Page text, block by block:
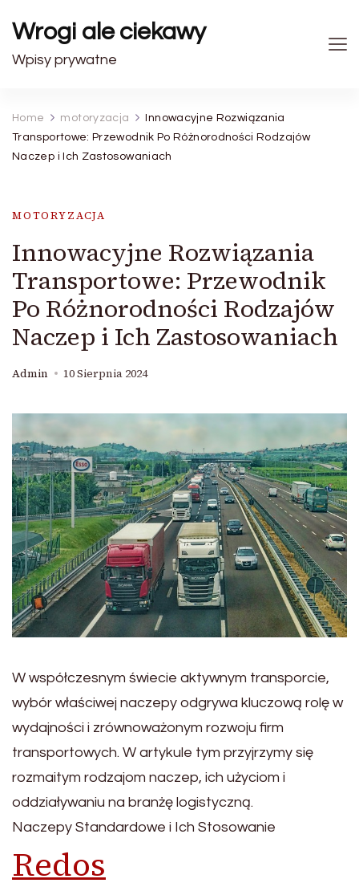
Wrogi ale ciekawy
Wpisy prywatne
Home motoryzacja
Innowacyjne Rozwiązania
Transportowe: Przewodnik Po Różnorodności Rodzajów
Naczep i Ich Zastosowaniach
MOTORYZACJA
Innowacyjne Rozwiązania
Transportowe: Przewodnik
Po Różnorodności Rodzajów
Naczep i Ich Zastosowaniach
Admin 10 Sierpnia 2024
W współczesnym świecie aktywnym transporcie,
wybór właściwej naczepy odgrywa kluczową rolę w
wydajności i zrównoważonym rozwoju firm
transportowych. W artykule tym przyjrzymy się
rozmaitym rodzajom naczep, ich użyciom i
oddziaływaniu na branżę logistyczną.
Naczepy Standardowe i Ich Stosowanie
Redos